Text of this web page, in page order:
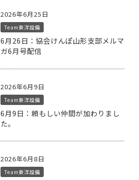
2026年6月25日
Team東洋設備
6月26日：協会けんぽ山形支部メルマ
ガ6月号配信
2026年6月9日
Team東洋設備
6月9日：頼もしい仲間が加わりまし
た。
2026年6月8日
Team東洋設備